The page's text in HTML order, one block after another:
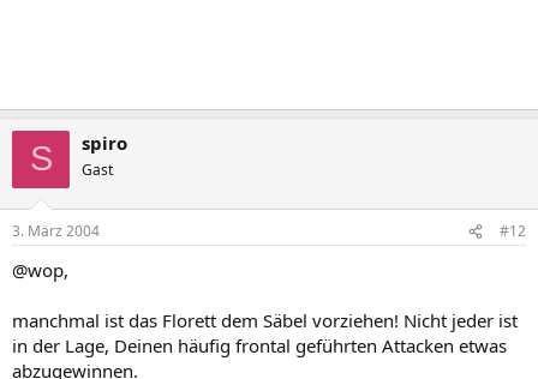
S spiro
Gast
3. März 2004 #12
@wop,
manchmal ist das Florett dem Säbel vorziehen! Nicht jeder ist
in der Lage, Deinen häufig frontal geführten Attacken etwas
abzugewinnen.